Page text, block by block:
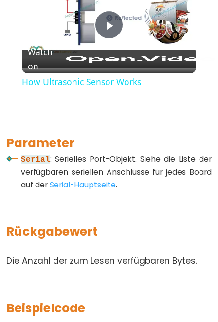
(define)
#include
(include)
Kommentar)
Data
array
boolean
float
Play
Video
Watch
on
How Ultrasonic Sensor Works
Parameter
Serial: Serielles Port-Objekt. Siehe die Liste der
verfügbaren seriellen Anschlüsse für jedes Board
auf derSerial-Hauptseite.
Rückgabewert
Die Anzahl der zum Lesen verfügbaren Bytes.
Beispielcode